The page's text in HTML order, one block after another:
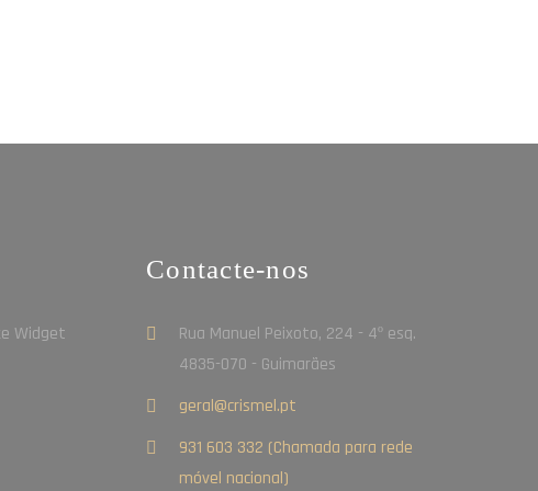
Contacte-nos
Rua Manuel Peixoto, 224 - 4º esq.
4835-070 - Guimarães
geral@crismel.pt
931 603 332 (Chamada para rede
móvel nacional)